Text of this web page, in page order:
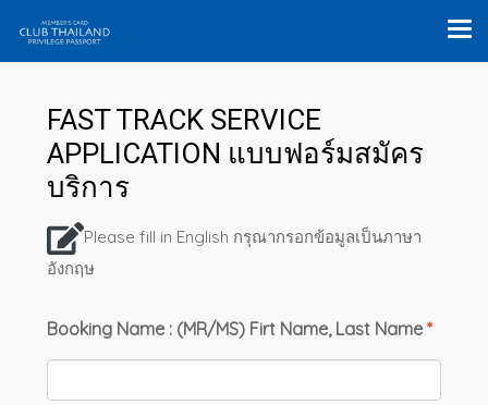
FAST TRACK SERVICE
APPLICATION แบบฟอร์มสมัคร
บริการ
Please fill in English กรุณากรอกข้อมูลเป็นภาษา
อังกฤษ
Booking Name : (MR/MS) Firt Name, Last Name *